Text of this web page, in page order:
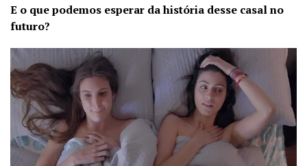
E o que podemos esperar da história desse casal no
futuro?